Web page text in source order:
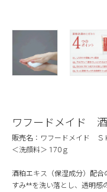
ワフードメイド
販売名：ワフードメイド
＜洗顔料＞ 170ｇ
酒粕エキス（保湿成分）配合
すみ**を洗い落とし、透明感